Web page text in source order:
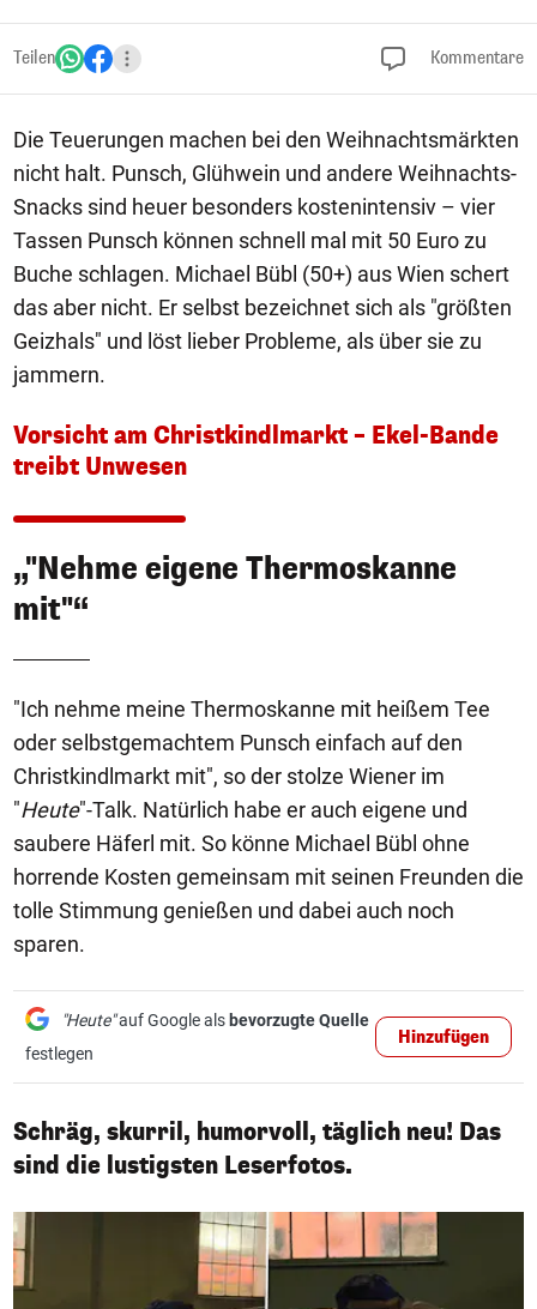
Teilen Kommentare
Die Teuerungen machen bei den Weihnachtsmärkten
nicht halt. Punsch, Glühwein und andere Weihnachts-
Snacks sind heuer besonders kostenintensiv – vier
Tassen Punsch können schnell mal mit 50 Euro zu
Buche schlagen. Michael Bübl (50+) aus Wien schert
das aber nicht. Er selbst bezeichnet sich als "größten
Geizhals" und löst lieber Probleme, als über sie zu
jammern.
Vorsicht am Christkindlmarkt – Ekel-Bande
treibt Unwesen
„"Nehme eigene Thermoskanne
mit"“
"Ich nehme meine Thermoskanne mit heißem Tee
oder selbstgemachtem Punsch einfach auf den
Christkindlmarkt mit", so der stolze Wiener im
"Heute"-Talk. Natürlich habe er auch eigene und
saubere Häferl mit. So könne Michael Bübl ohne
horrende Kosten gemeinsam mit seinen Freunden die
tolle Stimmung genießen und dabei auch noch
sparen.
"Heute"auf Google als bevorzugte Quelle
festlegen
Hinzufügen
Schräg, skurril, humorvoll, täglich neu! Das
sind die lustigsten Leserfotos.
1/50